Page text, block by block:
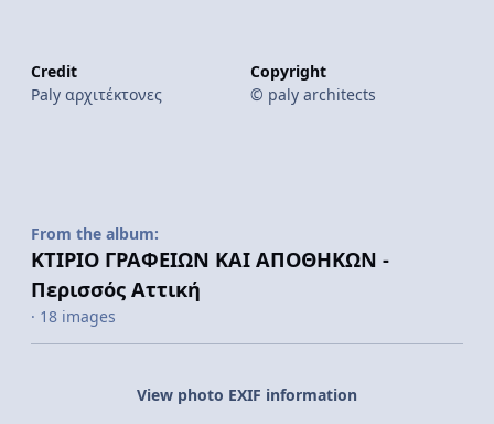
Credit
Paly αρχιτέκτονες
Copyright
© paly architects
From the album:
ΚΤΙΡΙΟ ΓΡΑΦΕΙΩΝ ΚΑΙ ΑΠΟΘΗΚΩΝ -
Περισσός Αττική
· 18 images
View photo EXIF information